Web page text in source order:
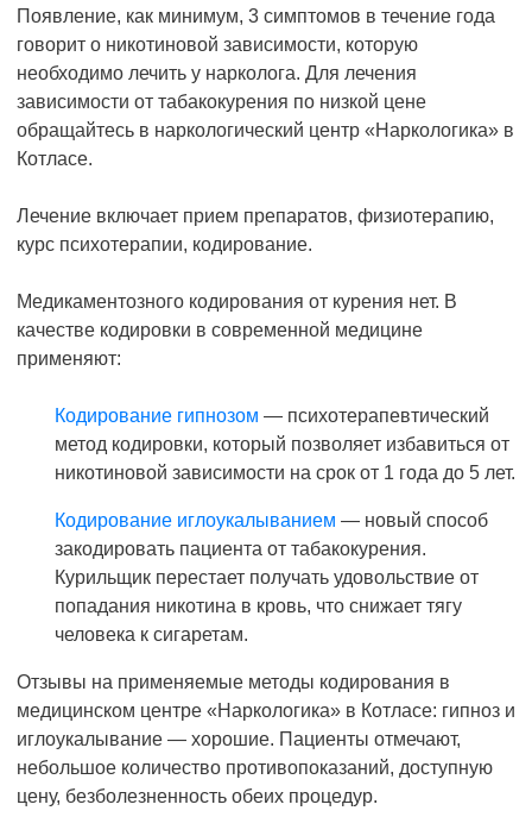
Появление, как минимум, 3 симптомов в течение года
говорит о никотиновой зависимости, которую
необходимо лечить у нарколога. Для лечения
зависимости от табакокурения по низкой цене
обращайтесь в наркологический центр «Наркологика» в
Котласе.
Лечение включает прием препаратов, физиотерапию,
курс психотерапии, кодирование.
Медикаментозного кодирования от курения нет. В
качестве кодировки в современной медицине
применяют:
Кодирование гипнозом — психотерапевтический
метод кодировки, который позволяет избавиться от
никотиновой зависимости на срок от 1 года до 5 лет.
Кодирование иглоукалыванием — новый способ
закодировать пациента от табакокурения.
Курильщик перестает получать удовольствие от
попадания никотина в кровь, что снижает тягу
человека к сигаретам.
Отзывы на применяемые методы кодирования в
медицинском центре «Наркологика» в Котласе: гипноз и
иглоукалывание — хорошие. Пациенты отмечают,
небольшое количество противопоказаний, доступную
цену, безболезненность обеих процедур.